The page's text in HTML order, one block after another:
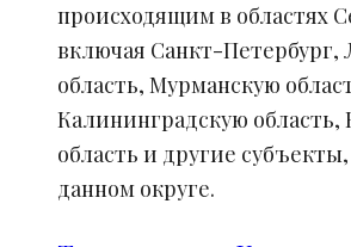
происходящим в областях
включая Санкт-Петербург,
область, Мурманскую
Калининградскую область,
область и другие
данном округе.